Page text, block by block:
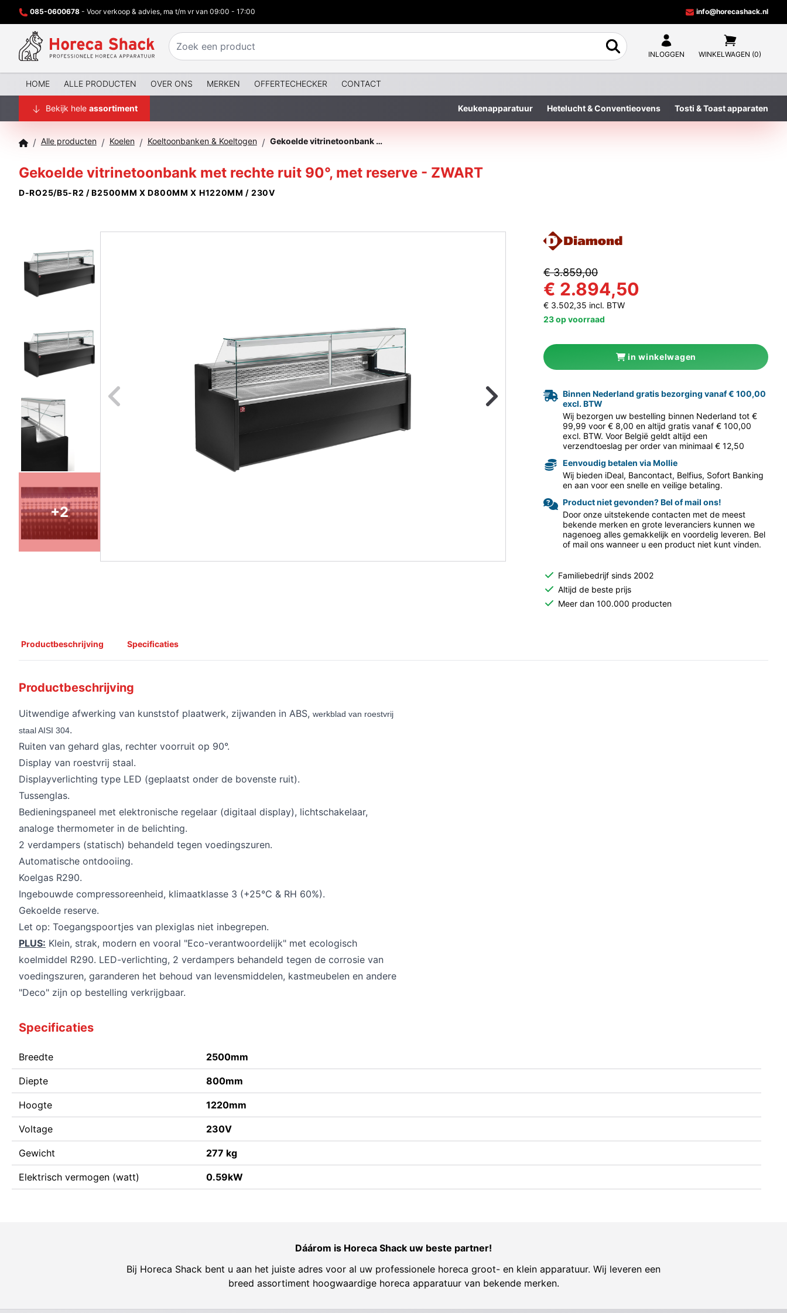
085-0600678 - Voor verkoop & advies, ma t/m vr van 09:00 - 17:00 info@horecashack.nl
INLOGGEN WINKELWAGEN (0)
HOME ALLE PRODUCTEN OVER ONS MERKEN OFFERTECHECKER CONTACT
Bekijk hele assortiment Keukenapparatuur Hetelucht & Conventieovens Tosti & Toast apparaten
/ Alle producten / Koelen / Koeltoonbanken & Koeltogen / Gekoelde vitrinetoonbank met rechte ruit 90°, met reserve - ZWART
Gekoelde vitrinetoonbank met rechte ruit 90°, met reserve - ZWART
D-RO25/B5-R2 / B2500MM X D800MM X H1220MM / 230V
+2
Naar vorige foto Naar volgende
€ 3.859,00
€ 2.894,50
€ 3.502,35 incl. BTW
23 op voorraad
in winkelwagen
Binnen Nederland gratis bezorging vanaf € 100,00
excl. BTW
Wij bezorgen uw bestelling binnen Nederland tot €
99,99 voor € 8,00 en altijd gratis vanaf € 100,00
excl. BTW. Voor België geldt altijd een
verzendtoeslag per order van minimaal € 12,50
Eenvoudig betalen via Mollie
Wij bieden iDeal, Bancontact, Belfius, Sofort Banking
en aan voor een snelle en veilige betaling.
Product niet gevonden? Bel of mail ons!
Door onze uitstekende contacten met de meest
bekende merken en grote leveranciers kunnen we
nagenoeg alles gemakkelijk en voordelig leveren. Bel
of mail ons wanneer u een product niet kunt vinden.
Familiebedrijf sinds 2002
Altijd de beste prijs
Meer dan 100.000 producten
Productbeschrijving Specificaties
Productbeschrijving
Uitwendige afwerking van kunststof plaatwerk, zijwanden in ABS, werkblad van roestvrij
staal AISI 304.
Ruiten van gehard glas, rechter voorruit op 90°.
Display van roestvrij staal.
Displayverlichting type LED (geplaatst onder de bovenste ruit).
Tussenglas.
Bedieningspaneel met elektronische regelaar (digitaal display), lichtschakelaar,
analoge thermometer in de belichting.
2 verdampers (statisch) behandeld tegen voedingszuren.
Automatische ontdooiing.
Koelgas R290.
Ingebouwde compressoreenheid, klimaatklasse 3 (+25°C & RH 60%).
Gekoelde reserve.
Let op: Toegangspoortjes van plexiglas niet inbegrepen.
PLUS: Klein, strak, modern en vooral "Eco-verantwoordelijk" met ecologisch
koelmiddel R290. LED-verlichting, 2 verdampers behandeld tegen de corrosie van
voedingszuren, garanderen het behoud van levensmiddelen, kastmeubelen en andere
"Deco" zijn op bestelling verkrijgbaar.
Specificaties
Breedte 2500mm
Diepte 800mm
Hoogte 1220mm
Voltage 230V
Gewicht 277 kg
Elektrisch vermogen (watt) 0.59kW
Dáárom is Horeca Shack uw beste partner!
Bij Horeca Shack bent u aan het juiste adres voor al uw professionele horeca groot- en klein apparatuur. Wij leveren een
breed assortiment hoogwaardige horeca apparatuur van bekende merken.